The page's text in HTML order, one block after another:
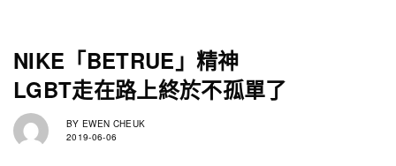
NIKE「BETRUE」精神
LGBT走在路上終於不孤單了
BY EWEN CHEUK
2019-06-06